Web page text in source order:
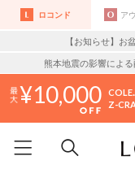
ロコンド ア
【お知らせ】お
熊本地震の影響による
10,000 COLE..
Z-